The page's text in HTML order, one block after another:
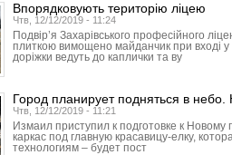
Впорядковують територію ліцею
Чтв, 12/12/2019 - 11:24
Подвір’я Захарівського професійного
плиткою вимощено майданчик при вході у
доріжки ведуть до каплички та ву
Город планирует подняться в
Чтв, 12/12/2019 - 11:21
Измаил приступил к подготовке к
каркас под главную красавицу-елку,
технологиям – будет пост